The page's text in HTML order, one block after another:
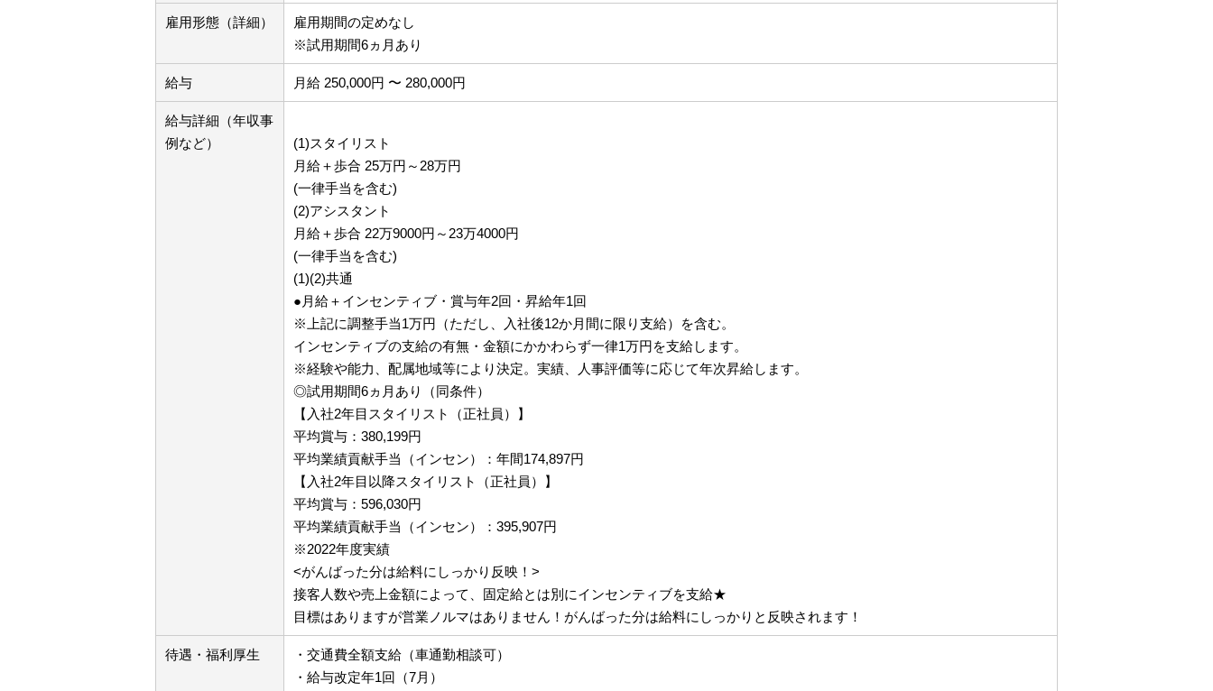
雇用形態（詳細）
雇用期間の定めなし
※試用期間6ヵ月あり
給与 月給 250,000円 〜 280,000円
給与詳細（年収事
例など）
(1)スタイリスト
月給＋歩合 25万円～28万円
(一律手当を含む)
(2)アシスタント
月給＋歩合 22万9000円～23万4000円
(一律手当を含む)
(1)(2)共通
●月給＋インセンティブ・賞与年2回・昇給年1回
※上記に調整手当1万円（ただし、入社後12か月間に限り支給）を含む。
インセンティブの支給の有無・金額にかかわらず一律1万円を支給します。
※経験や能力、配属地域等により決定。実績、人事評価等に応じて年次昇給します。
◎試用期間6ヵ月あり（同条件）
【入社2年目スタイリスト（正社員）】
平均賞与：380,199円
平均業績貢献手当（インセン）：年間174,897円
【入社2年目以降スタイリスト（正社員）】
平均賞与：596,030円
平均業績貢献手当（インセン）：395,907円
※2022年度実績
<がんばった分は給料にしっかり反映！>
接客人数や売上金額によって、固定給とは別にインセンティブを支給★
目標はありますが営業ノルマはありません！がんばった分は給料にしっかりと反映されます！
待遇・福利厚生
・交通費全額支給（車通勤相談可）
・給与改定年1回（7月）